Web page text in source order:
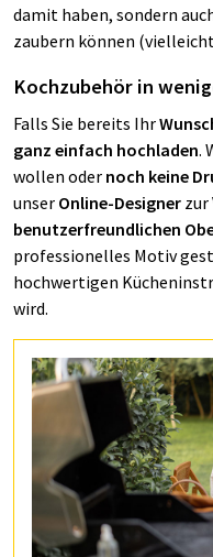
damit haben, sondern
zaubern können
Kochzubehör in
Falls Sie bereits Ihr
ganz einfach hochladen.
wollen oder noch keine
unser Online-Designer zur
benutzerfreundlichen
professionelles Motiv
hochwertigen
wird.